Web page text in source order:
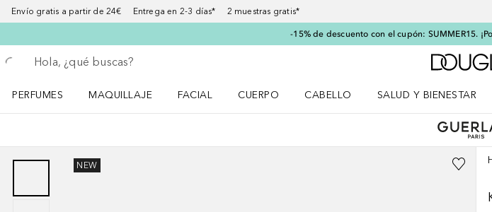
Envío gratis a partir de 24€ Entrega en 2-3 días* 2 muestras gratis*
-15% de descuento con el cupón: SUMMER15.
Regresar
Ejecutar búsqueda
PERFUMES
MAQUILLAJE
FACIAL
CUERPO
CABELLO
SALUD Y BIENESTAR
NEW